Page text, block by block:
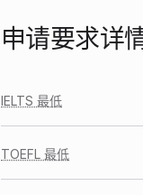
申请要求详
IELTS 最低
TOEFL 最低